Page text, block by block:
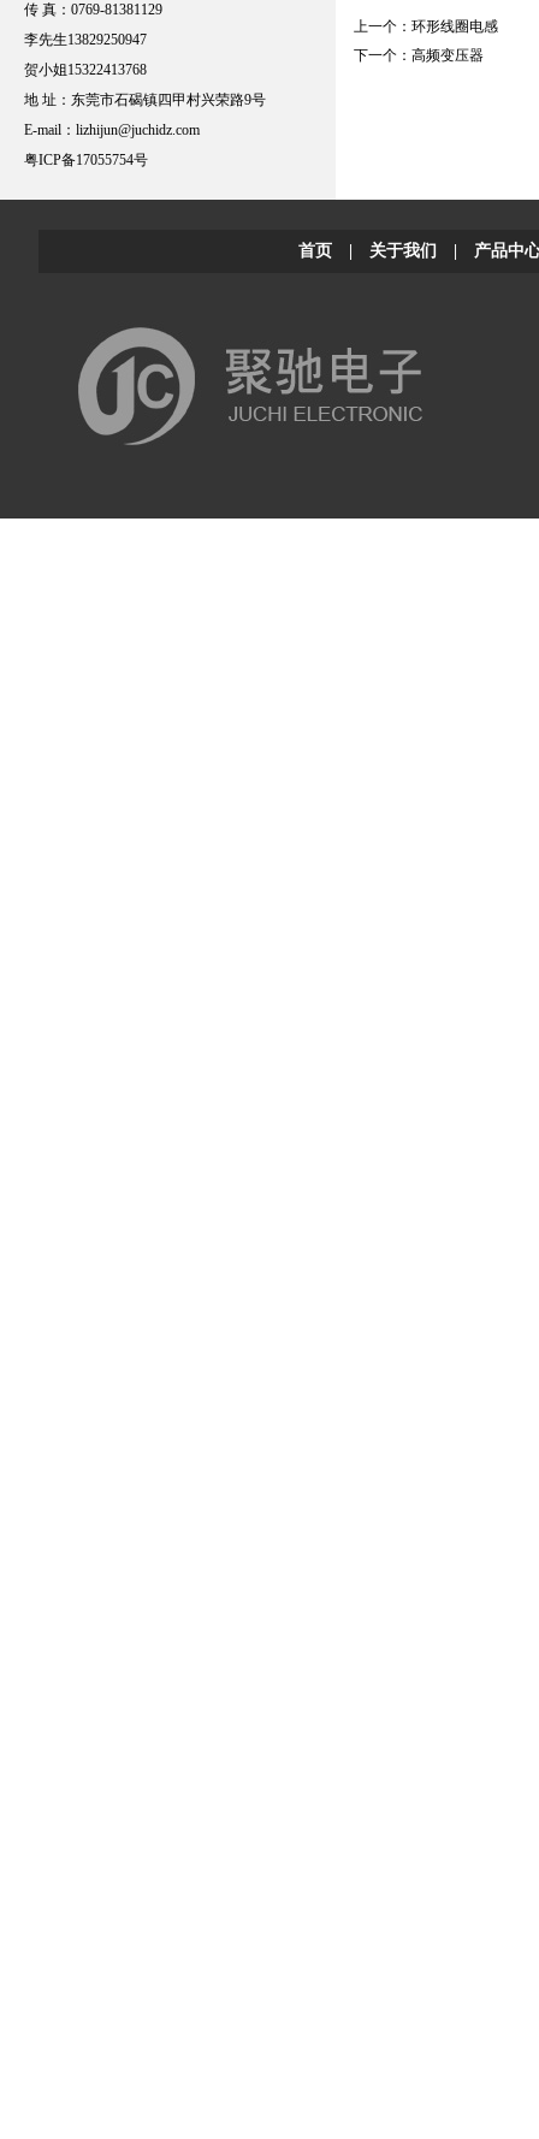
传 真：0769-81381129
李先生13829250947
贺小姐15322413768
地 址：东莞市石碣镇四甲村兴荣路9号
E-mail： lizhijun@juchidz.com
粤ICP备17055754号
上一个： 环形线圈电感
下一个： 高频变压器
首页| 关于我们 产品中